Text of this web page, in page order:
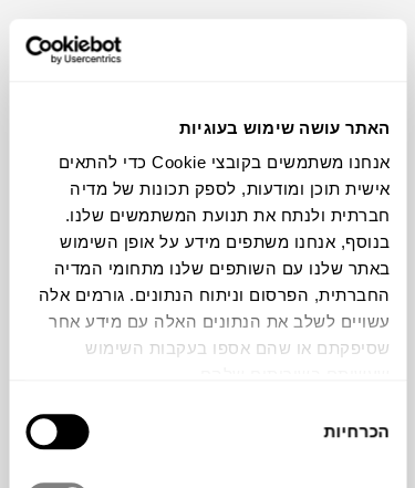
האתר עושה שימוש בעוגיות
אנחנו משתמשים בקובצי Cookie כדי להתאים
אישית תוכן ומודעות, לספק תכונות של מדיה
חברתית ולנתח את תנועת המשתמשים שלנו.
בנוסף, אנחנו משתפים מידע על אופן השימוש
באתר שלנו עם השותפים שלנו מתחומי המדיה
החברתית, הפרסום וניתוח הנתונים. גורמים אלה
עשויים לשלב את הנתונים האלה עם מידע אחר
שסיפקתם או שהם אספו בעקבות השימוש
הסכמה
הכרחיות
תוכלו למצוא אותי ב:
חלה שגיאה. אנא רעננו את הדף ונסו שנית
צבעים